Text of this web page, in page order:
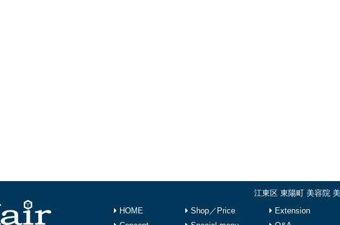
江東区 東陽町 美容院
HOME
Shop／Price
Extension